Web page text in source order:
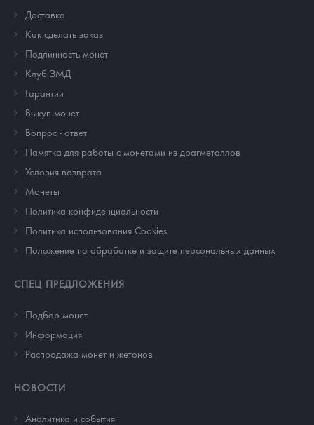
Доставка
Как сделать заказ
Подлинность монет
Клуб ЗМД
Гарантии
Выкуп монет
Вопрос - ответ
Памятка для работы с монетами из драгметаллов
Условия возврата
Монеты
Политика конфиденциальности
Политика использования Cookies
Положение по обработке и защите персональных данных
СПЕЦ ПРЕДЛОЖЕНИЯ
Подбор монет
Информация
Распродажа монет и жетонов
НОВОСТИ
Аналитика и события